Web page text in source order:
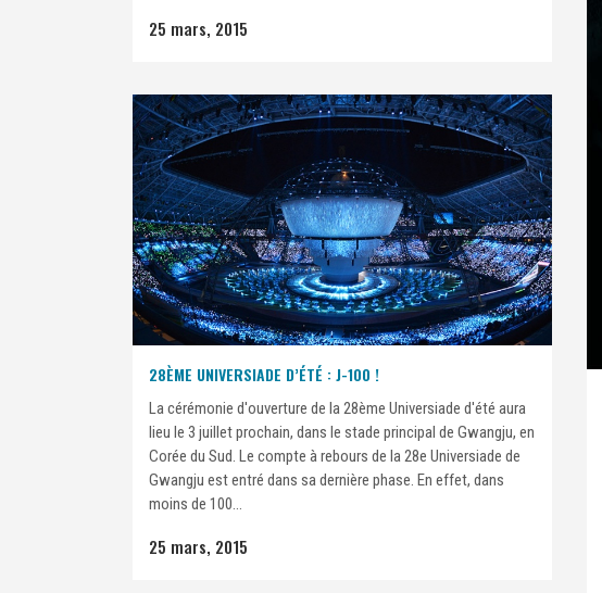
25 mars, 2015
28ÈME UNIVERSIADE D’ÉTÉ : J-100 !
La cérémonie d'ouverture de la 28ème Universiade d'été aura
lieu le 3 juillet prochain, dans le stade principal de Gwangju, en
Corée du Sud. Le compte à rebours de la 28e Universiade de
Gwangju est entré dans sa dernière phase. En effet, dans
moins de 100...
25 mars, 2015